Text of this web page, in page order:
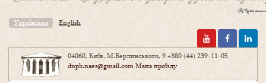
Українська English
04060, Київ, М.Берлинського, 9+380 (44) 239-11-05
dnpb.naes@gmail.comМапа проїзду